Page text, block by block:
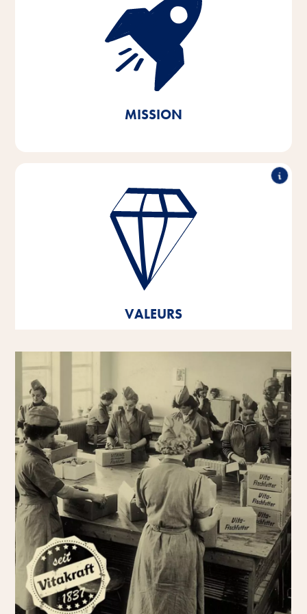
MISSION
animaux de compagnie et de leurs propriétaires,
nous développons, produisons et distribuons des
produits innovants, de haute qualité et adaptés aux
besoins. En agissant de manière durable, nous
apportons notre contribution à la préservation des
VALEURS
Performance exceptionnelle, travail en partenariat,
force d'innovation & action responsable - tels sont les
piliers sur lesquels reposent les valeurs de notre
entreprise.
Ces valeurs fondamentales sont le fondement et
l'orientation de notre pensée et de notre action, et
tant en tant que personnalités individuelles qu'en tant